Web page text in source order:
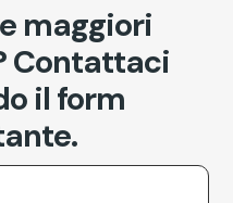
maggiori
Contattaci
il form